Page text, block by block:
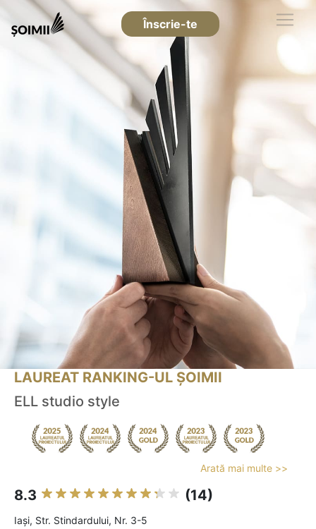
Înscrie-te
LAUREAT RANKING-UL ȘOIMII
ELL studio style
Arată mai multe >>
8.3 (14)
Iaşi, Str. Stindardului, Nr. 3-5